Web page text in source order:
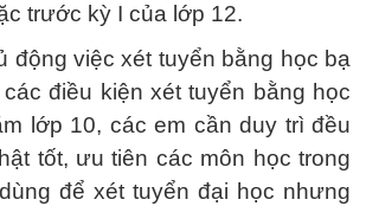
trước kỳ I của lớp 12.
động việc xét tuyển bằng học bạ
điều kiện xét tuyển bằng học
lớp 10, các em cần duy trì đều
tốt, ưu tiên các môn học trong
để xét tuyển đại học nhưng